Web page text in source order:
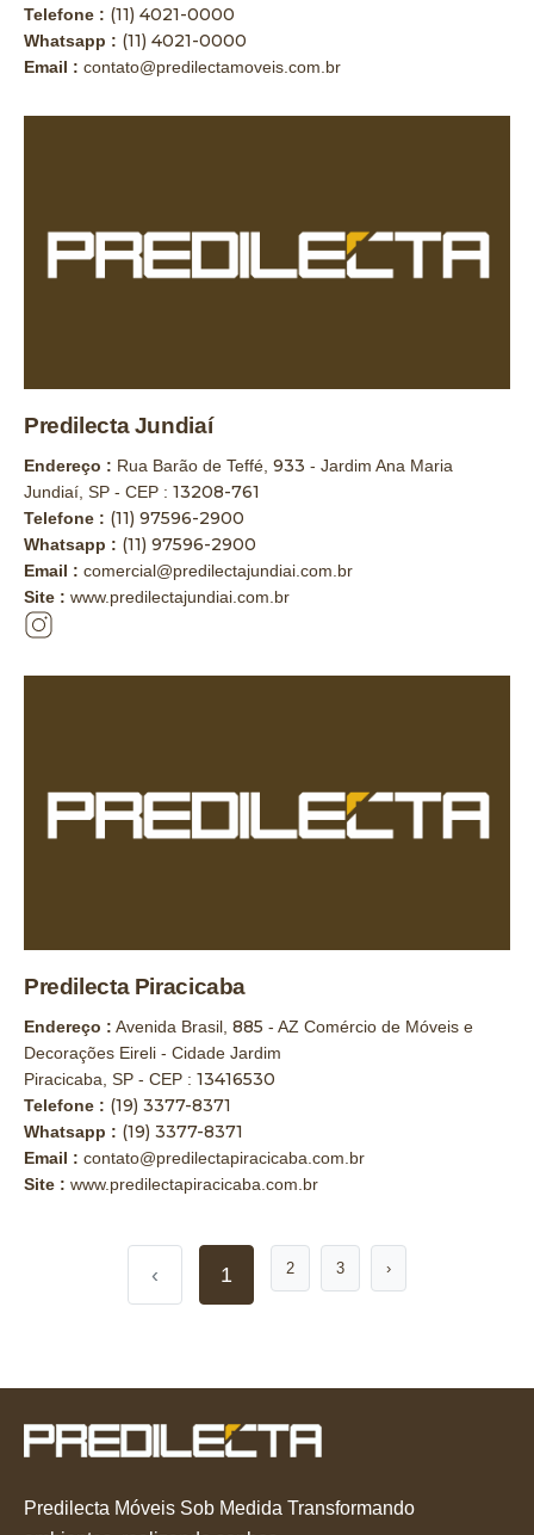
Telefone : (11) 4021-0000
Whatsapp : (11) 4021-0000
Email : contato@predilectamoveis.com.br
Predilecta Jundiaí
Endereço : Rua Barão de Teffé, 933 - Jardim Ana Maria
Jundiaí, SP - CEP : 13208-761
Telefone : (11) 97596-2900
Whatsapp : (11) 97596-2900
Email : comercial@predilectajundiai.com.br
Site : www.predilectajundiai.com.br
Predilecta Piracicaba
Endereço : Avenida Brasil, 885 - AZ Comércio de Móveis e
Decorações Eireli - Cidade Jardim
Piracicaba, SP - CEP : 13416530
Telefone : (19) 3377-8371
Whatsapp : (19) 3377-8371
Email : contato@predilectapiracicaba.com.br
Site : www.predilectapiracicaba.com.br
‹ 1 2 3 ›
Predilecta Móveis Sob Medida Transformando